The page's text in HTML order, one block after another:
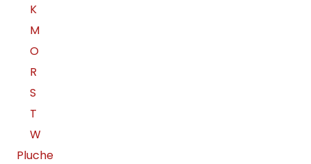
K
M
O
R
S
T
W
Pluche